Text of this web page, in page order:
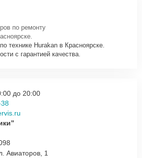
слайсера Hurakan HKN-HMS300
необходимым вопросам, запишут на
с вариантами курьерской доставки или
в удобное время и место.
по ремонту
технике Hurakan в Красноярске.
с гарантией качества.
Авиаторов, 1
до 20:00